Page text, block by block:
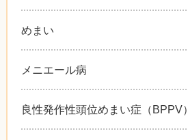
めまい
メニエール病
良性発作性頭位めまい症（BPPV）